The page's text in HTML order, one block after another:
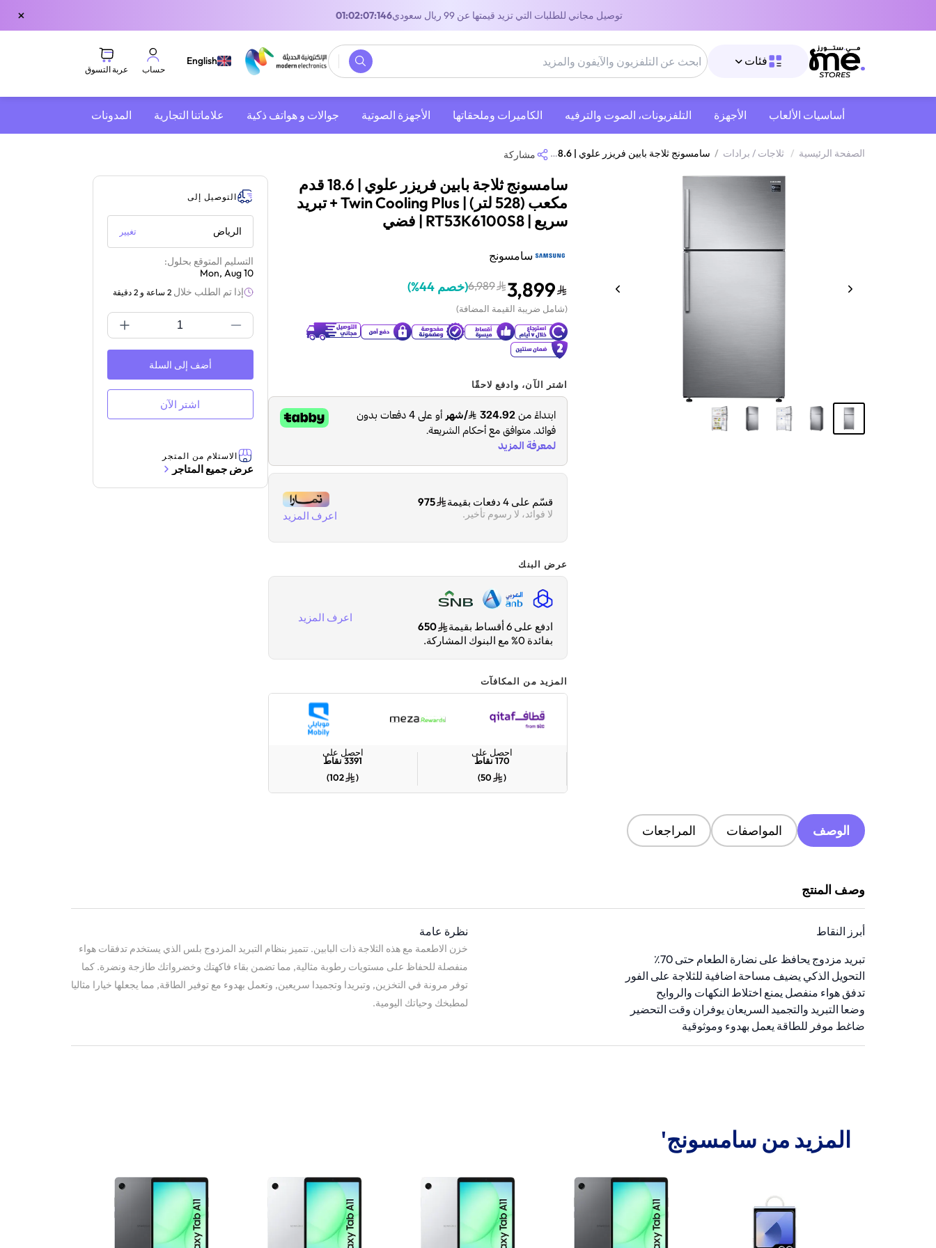
توصيل مجاني للطلبات التي تزيد قيمتها عن 99 ريال سعودي 00:02:07:146
×
فئات English
حساب عربة التسوق
أساسيات الألعاب الأجهزة التلفزيونات، الصوت والترفيه ‫الكاميرات وملحقاتها‬ الأجهزة الصوتية جوالات و هواتف ذكية علاماتنا التجارية المدونات
الصفحة الرئيسية / ثلاجات / برادات / سامسونج ثلاجة بابين فريزر علوي | 18.6 قدم مكعب (528 لتر) | Twin Cooling Plus + تبريد سريع | RT53K6100S8 | فضي مشاركة
سامسونج ثلاجة بابين فريزر علوي | 18.6 قدم
مكعب (528 لتر) | Twin Cooling Plus + تبريد
سريع | RT53K6100S8 | فضي
سامسونج
3,899
6,989
(خصم 44% )
(شامل ضريبة القيمة المضافة)
اشتر الآن، وادفع لاحقًا
قسّم على 4 دفعات بقيمة 975
لا فوائد، لا رسوم تأخير. اعرف المزيد
عرض البنك
ادفع على 6 أقساط بقيمة
650
بفائدة 0% مع البنوك المشاركة.
اعرف المزيد
المزيد من المكافآت
احصل على
170نقاط
(
50
)
احصل على
3391نقاط
(
102
)
التوصيل إلى
الرياض تغيير
التسليم المتوقع بحلول:
Mon, Aug 10
إذا تم الطلب خلال 2 ساعة و 2 دقيقة
أضف إلى السلة
اشتر الآن
الاستلام من المتجر
عرض جميع المتاجر
الوصف المواصفات المراجعات
وصف المنتج
أبرز النقاط
تبريد مزدوج يحافظ على نضارة الطعام حتى 70٪
التحويل الذكي يضيف مساحة اضافية للثلاجة على الفور
تدفق هواء منفصل يمنع اختلاط النكهات والروايح
وضعا التبريد والتجميد السريعان يوفران وقت التحضير
ضاغط موفر للطاقة يعمل بهدوء وموثوقية
نظرة عامة
خزن الاطعمة مع هذه الثلاجة ذات البابين. تتميز بنظام التبريد المزدوج بلس الذي يستخدم تدفقات هواء
منفصلة للحفاظ على مستويات رطوبة مثالية, مما تضمن بقاء فاكهتك وخضرواتك طازجة ونضرة. كما
توفر مرونة في التخزين, وتبريدا وتجميدا سريعين, وتعمل بهدوء مع توفير الطاقة, مما يجعلها خيارا مثاليا
لمطبخك وحياتك اليومية.
المزيد من سامسونج'